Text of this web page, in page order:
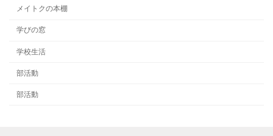
メイトクの本棚
学びの窓
学校生活
部活動
部活動